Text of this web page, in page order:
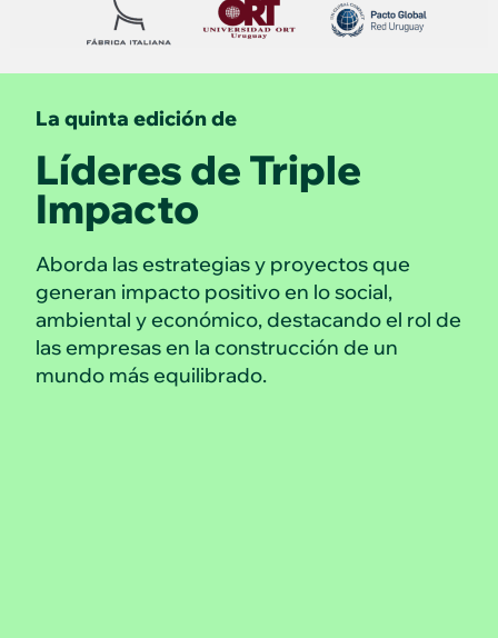
La quinta edición de
Líderes de Triple
Impacto
Aborda las estrategias y proyectos que
generan impacto positivo en lo social,
ambiental y económico, destacando el rol de
las empresas en la construcción de un
mundo más equilibrado.